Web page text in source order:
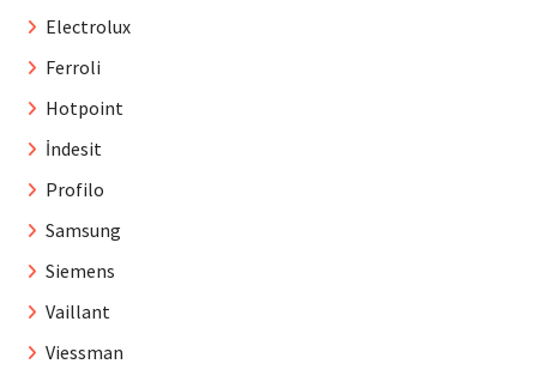
Electrolux
Ferroli
Hotpoint
İndesit
Profilo
Samsung
Siemens
Vaillant
Viessman